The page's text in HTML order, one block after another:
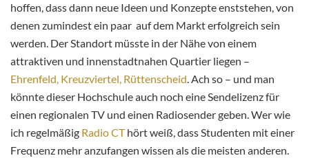
hoffen, dass dann neue Ideen und Konzepte enststehen, von
denen zumindest ein paar auf dem Markt erfolgreich sein
werden. Der Standort müsste in der Nähe von einem
attraktiven und innenstadtnahen Quartier liegen –
Ehrenfeld, Kreuzviertel, Rüttenscheid. Ach so – und man
könnte dieser Hochschule auch noch eine Sendelizenz für
einen regionalen TV und einen Radiosender geben. Wer wie
ich regelmäßig Radio CThört weiß, dass Studenten mit einer
Frequenz mehr anzufangen wissen als die meisten anderen.